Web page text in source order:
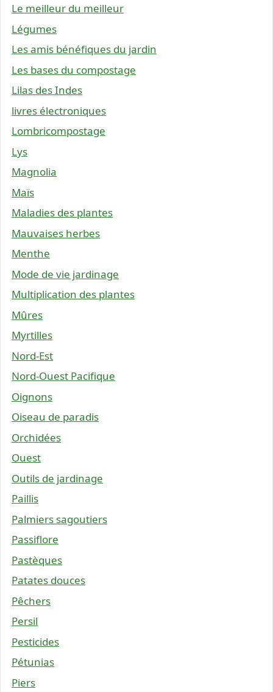
Le meilleur du meilleur
Légumes
Les amis bénéfiques du jardin
Les bases du compostage
Lilas des Indes
livres électroniques
Lombricompostage
Lys
Magnolia
Maïs
Maladies des plantes
Mauvaises herbes
Menthe
Mode de vie jardinage
Multiplication des plantes
Mûres
Myrtilles
Nord-Est
Nord-Ouest Pacifique
Oignons
Oiseau de paradis
Orchidées
Ouest
Outils de jardinage
Paillis
Palmiers sagoutiers
Passiflore
Pastèques
Patates douces
Pêchers
Persil
Pesticides
Pétunias
Piers